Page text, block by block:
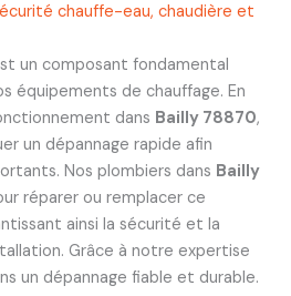
chauffe-eau, chaudière et
un composant fondamental
équipements de chauffage. En
dans Bailly 78870,
un dépannage rapide afin
Nos plombiers dans Bailly
réparer ou remplacer ce
ainsi la sécurité et la
Grâce à notre expertise
un dépannage fiable et durable.